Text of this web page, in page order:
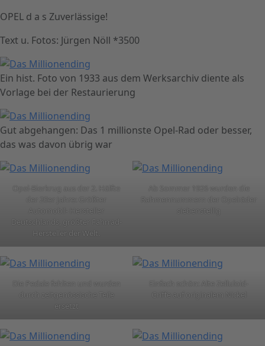
OPEL d a s Zuverlässige!
Text u. Fotos: Jürgen Nöll *3500
Ein hist. Foto von 1933 aus dem Werksarchiv diente als
Vorlage bei der Restaurierung
Gut abgehangen: Das 1 millionste Opel-Rad oder besser,
das was davon übrig war
Opel-Bierkrug aus der 2. Hälfte
der 20er Jahre: Größter
Automobil- Hersteller
Deutschlands, größter Fahrrad-
Hersteller der Welt.
Ab Sommer 1926 wurden die
Rahmennummern der Opelräder
siebenstellig
Die Pedale fehlten und wurden
durch zeitgenössische Teile
ersetzt
Einfach schön: Alte Zelluloid-
Griffe auf originalem Nickel